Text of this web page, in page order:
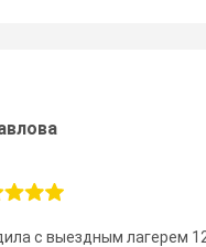
с выездным лагерем